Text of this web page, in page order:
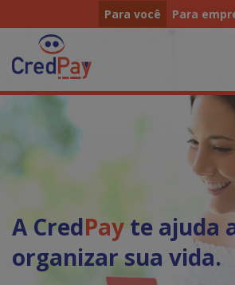
Para você Para
A CredPayte ajuda
organizar sua vida.